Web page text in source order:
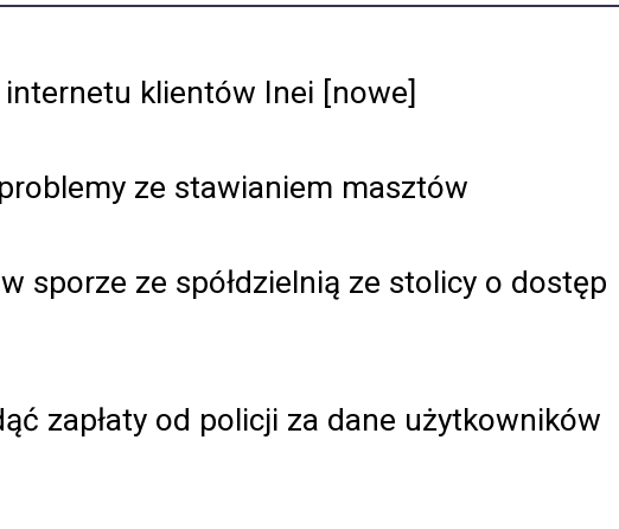
internetu klientów Inei [nowe]
ze stawianiem masztów
sporze ze spółdzielnią ze stolicy o dostęp
zapłaty od policji za dane użytkowników